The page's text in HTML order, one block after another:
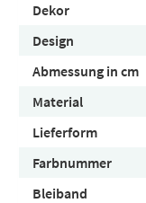
Dekor
Design
Abmessung in cm
Material
Lieferform
Farbnummer
Bleiband